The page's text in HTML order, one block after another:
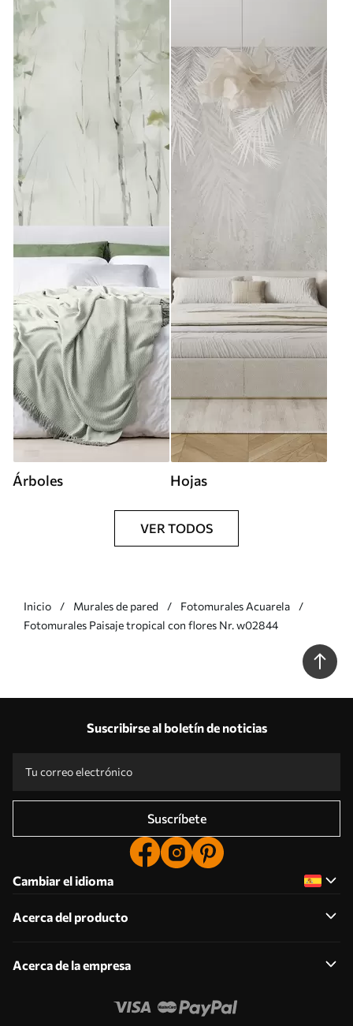
Árboles Hojas
VER TODOS
Inicio Murales de pared
Fotomurales Acuarela
Fotomurales Paisaje tropical con flores Nr. w02844
Suscribirse al boletín de noticias
Suscríbete
Cambiar el idioma
Acerca del producto
Acerca de la empresa